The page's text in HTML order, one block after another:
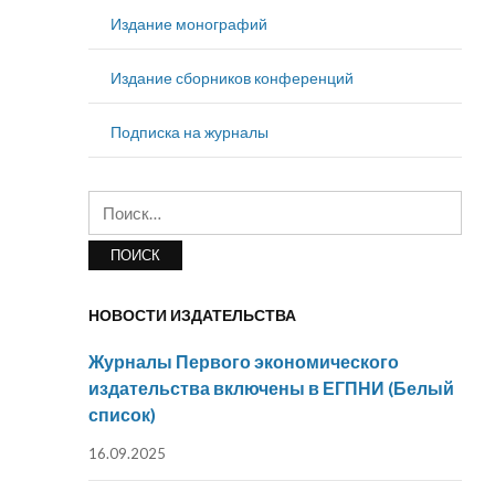
Издание монографий
Издание сборников конференций
Подписка на журналы
НОВОСТИ ИЗДАТЕЛЬСТВА
Журналы Первого экономического
издательства включены в ЕГПНИ (Белый
список)
16.09.2025